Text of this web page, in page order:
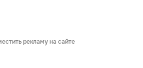
рекламу на сайте